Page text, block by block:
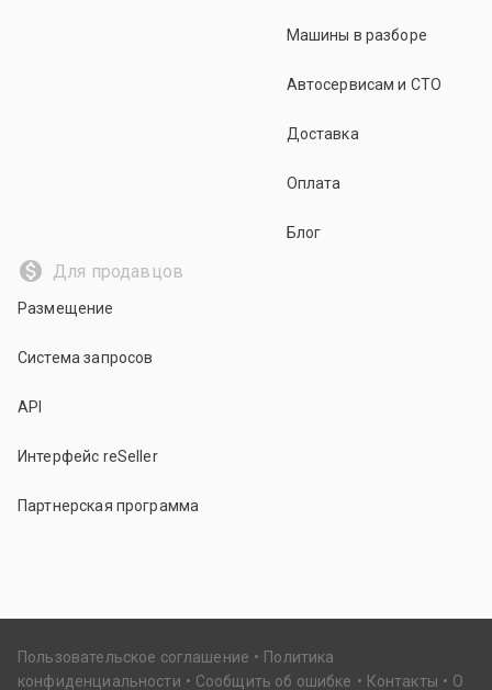
Машины в разборе
Автосервисам и СТО
Доставка
Оплата
Блог
Для продавцов
Размещение
Система запросов
API
Интерфейс reSeller
Партнерская программа
Пользовательское соглашение
Политика
конфиденциальности
Сообщить об ошибке Контакты О